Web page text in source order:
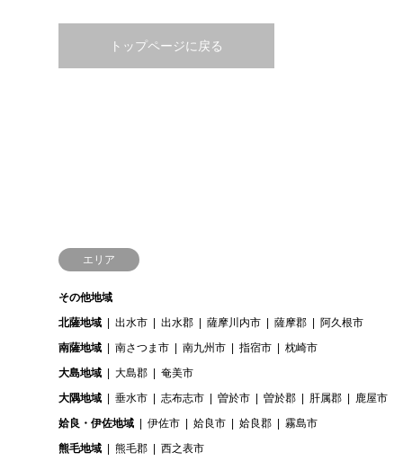
トップページに戻る
エリア
その他地域
北薩地域
出水市 出水郡 薩摩川内市 薩摩郡
阿久根市
南薩地域
南さつま市 南九州市 指宿市
枕崎市
大島地域
大島郡
奄美市
大隅地域
垂水市 志布志市 曽於市 曽於郡 肝属郡
鹿屋市
姶良・伊佐地域
伊佐市 姶良市 姶良郡
霧島市
熊毛地域
熊毛郡
西之表市